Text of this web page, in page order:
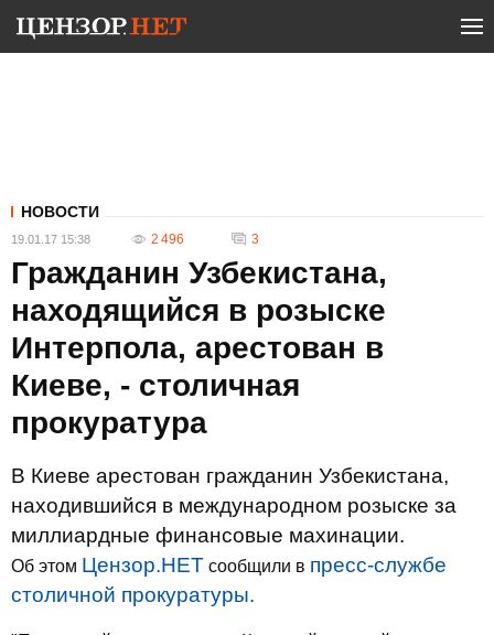
НОВОСТИ
19.01.17 15:38 2 496 3
Гражданин Узбекистана,
находящийся в розыске
Интерпола, арестован в
Киеве, - столичная
прокуратура
В Киеве арестован гражданин Узбекистана,
находившийся в международном розыске за
миллиардные финансовые махинации.
Об этом Цензор.НЕТ сообщили в пресс-службе
столичной прокуратуры.